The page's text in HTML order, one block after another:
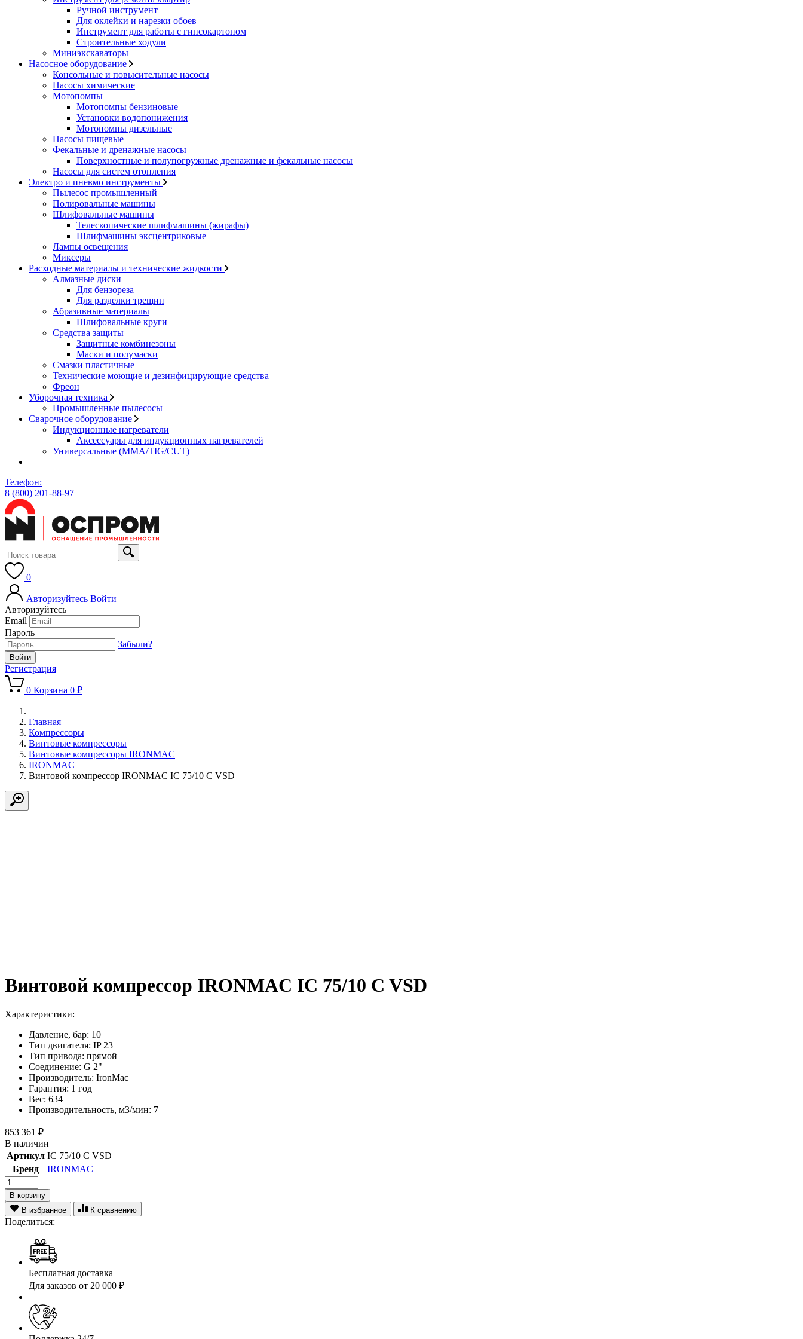
Ручной инструмент
Для оклейки и нарезки обоев
Инструмент для работы с гипсокартоном
Строительные ходули
Миниэкскаваторы
Насосное оборудование
Консольные и повысительные насосы
Насосы химические
Мотопомпы
Мотопомпы бензиновые
Установки водопонижения
Мотопомпы дизельные
Насосы пищевые
Фекальные и дренажные насосы
Поверхностные и полупогружные дренажные и фекальные насосы
Насосы для систем отопления
Электро и пневмо инструменты
Пылесос промышленный
Полировальные машины
Шлифовальные машины
Телескопические шлифмашины (жирафы)
Шлифмашины эксцентриковые
Лампы освещения
Миксеры
Расходные материалы и технические жидкости
Алмазные диски
Для бензореза
Для разделки трещин
Абразивные материалы
Шлифовальные круги
Средства защиты
Защитные комбинезоны
Маски и полумаски
Смазки пластичные
Технические моющие и дезинфицирующие средства
Фреон
Уборочная техника
Промышленные пылесосы
Сварочное оборудование
Индукционные нагреватели
Аксессуары для индукционных нагревателей
Универсальные (MMA/TIG/CUT)
Телефон:
8 (800) 201-88-97
0
Авторизуйтесь Войти
Авторизуйтесь
Email
Пароль
Забыли?
Регистрация
0 Корзина 0 ₽
Главная
Компрессоры
Винтовые компрессоры
Винтовые компрессоры IRONMAC
IRONMAC
Винтовой компрессор IRONMAC IC 75/10 C VSD
Винтовой компрессор IRONMAC IC 75/10 C VSD
Характеристики:
Давление, бар: 10
Тип двигателя: IP 23
Тип привода: прямой
Соединение: G 2"
Производитель: IronMac
Гарантия: 1 год
Вес: 634
Производительность, м3/мин: 7
853 361 ₽
В наличии
Артикул IC 75/10 C VSD
Бренд
IRONMAC
В корзину
В избранное
К сравнению
Поделиться:
Бесплатная доставка
Для заказов от 20 000 ₽